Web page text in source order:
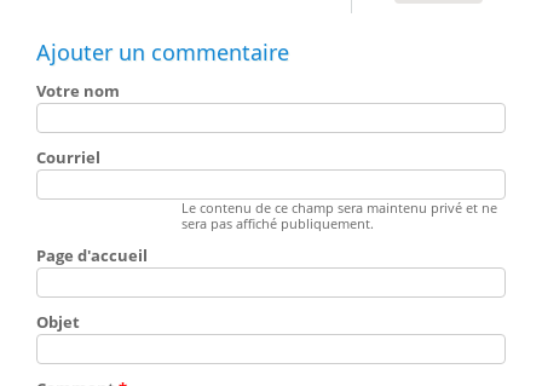
Ajouter un commentaire
Votre nom
Courriel
Le contenu de ce champ sera maintenu privé et ne
sera pas affiché publiquement.
Page d'accueil
Objet